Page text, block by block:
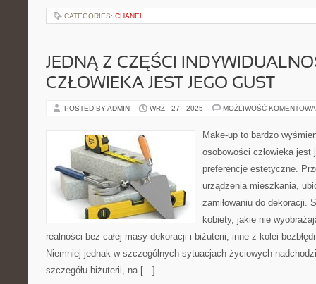
CATEGORIES: CHANEL
JEDNĄ Z CZĘŚCI
CZŁOWIEKA JEST JEGO GUST
POSTED BY ADMIN WRZ - 27 - 2025 MOŻLIWOŚĆ
Make-up to bardzo
osobowości człowieka
preferencje estetyczne.
urządzenia mieszkania,
zamiłowaniu do dekoracji.
kobiety, jakie nie
realności bez całej masy dekoracji i biżuterii, inne z kolei
Niemniej jednak w szczególnych sytuacjach życiowych
szczegółu biżuterii, na […]